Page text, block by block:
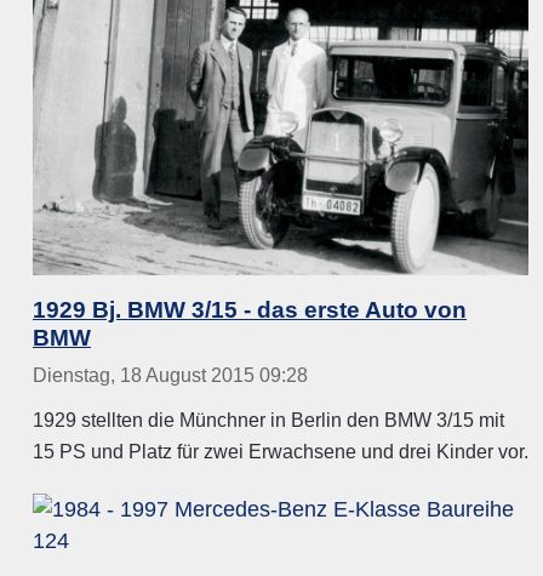
1929 Bj. BMW 3/15 - das erste Auto von
BMW
Dienstag, 18 August 2015 09:28
1929 stellten die Münchner in Berlin den BMW 3/15 mit
15 PS und Platz für zwei Erwachsene und drei Kinder vor.